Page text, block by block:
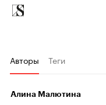
Авторы Теги
Алина Малютина